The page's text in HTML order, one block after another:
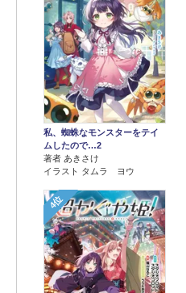
私、蜘蛛なモンスターをテイ
ムしたので…2
著者 あきさけ
イラスト タムラ ヨウ
4位